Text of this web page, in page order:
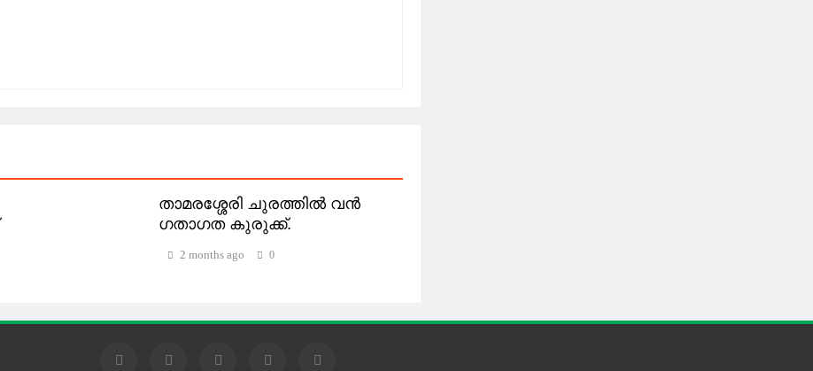
താമരശ്ശേരി ചുരത്തിൽ വൻ
ഗതാഗത കുരുക്ക്.
2 months ago 0